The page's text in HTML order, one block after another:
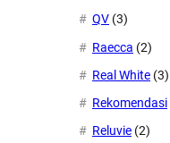
QV (3)
Raecca (2)
Real White (3)
Rekomendasi
Reluvie (2)